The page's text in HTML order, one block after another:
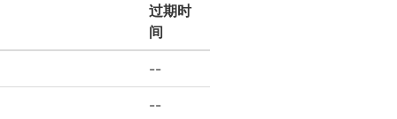
过期时
间
--
--